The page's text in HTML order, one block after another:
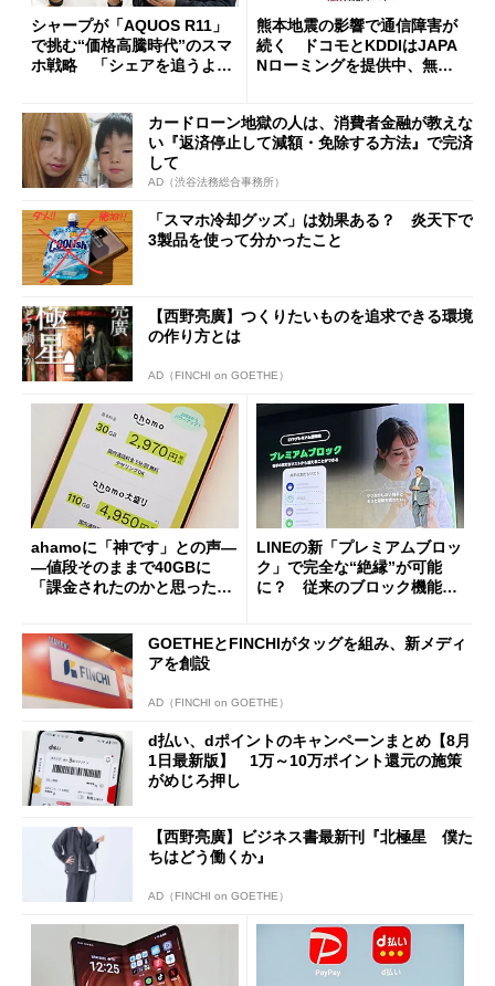
シャープが「AQUOS R11」
で挑む“価格高騰時代”のスマ
ホ戦略 「シェアを追うより
熊本地震の影響で通信障害が
続く ドコモとKDDIはJAPA
Nローミングを提供中、無料
カードローン地獄の人は、消費者金融が教えな
い『返済停止して減額・免除する方法』で完済
して
AD（渋谷法務総合事務所）
「スマホ冷却グッズ」は効果ある？ 炎天下で
3製品を使って分かったこと
【西野亮廣】つくりたいものを追求できる環境
の作り方とは
AD（FINCHI on GOETHE）
ahamoに「神です」との声―
―値段そのままで40GBに
「課金されたのかと思った」
LINEの新「プレミアムブロッ
ク」で完全な“絶縁”が可能
に？ 従来のブロック機能と
GOETHEとFINCHIがタッグを組み、新メディ
アを創設
AD（FINCHI on GOETHE）
d払い、dポイントのキャンペーンまとめ【8月
1日最新版】 1万～10万ポイント還元の施策
がめじろ押し
【西野亮廣】ビジネス書最新刊『北極星 僕た
ちはどう働くか』
AD（FINCHI on GOETHE）